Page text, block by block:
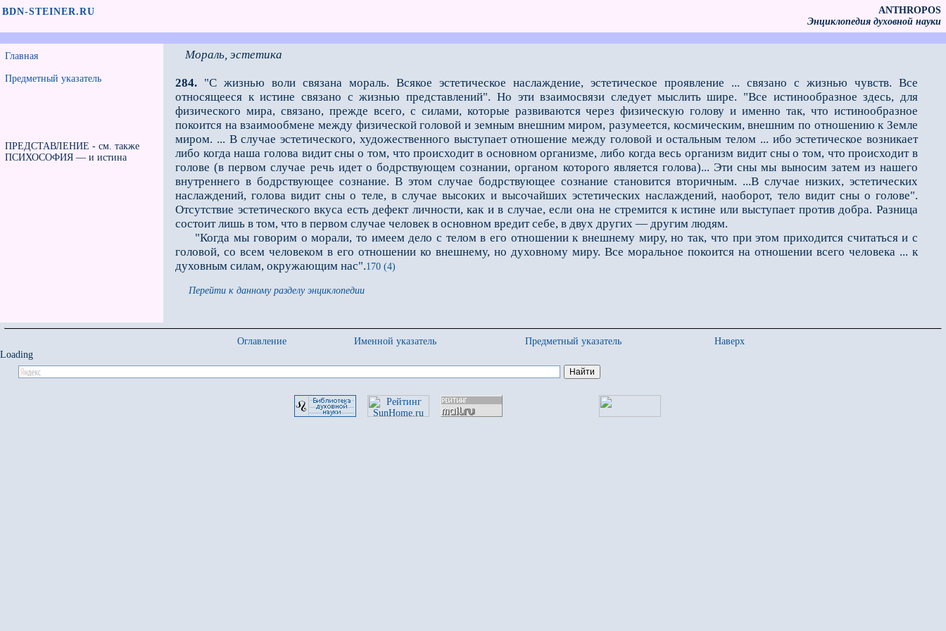
BDN-STEINER.RU
ANTHROPOS
Энциклопедия духовной науки
Главная
Предметный указатель
ПРЕДСТАВЛЕНИЕ - см. также
ПСИХОСОФИЯ — и истина
Мораль, эстетика
284. "С жизнью воли связана мораль. Всякое эстетическое наслаждение, эстетическое проявление ... связано с жизнью чувств. Все
относящееся к истине связано с жизнью представлений". Но эти вза­имосвязи следует мыслить шире. "Все истинообразное здесь, для
физического мира, связано, прежде все­го, с силами, которые развиваются через физическую голову и именно так, что истинообразное
покоится на взаимообмене между физической головой и земным внешним миром, разумеется, космическим, внешним по отношению к Земле
миром. ... В случае эстетического, художественного выступает отношение между головой и остальным телом ... ибо эстетическое возникает
либо когда наша голова видит сны о том, что происходит в основном организме, либо когда весь организм видит сны о том, что происходит в
голове (в первом случае речь идет о бодрствующем сознании, органом которого является голова)... Эти сны мы выносим затем из нашего
внутреннего в бодрствующее сознание. В этом случае бодрствующее сознание становится вторичным. ...В случае низких, эстетических
наслаждений, голова видит сны о теле, в случае высоких и высочайших эстетических наслаждений, наоборот, тело видит сны о голове".
Отсутствие эстетического вкуса есть дефект личности, как и в случае, если она не стремится к истине или выступает против добра. Разница
состоит лишь в том, что в первом случае че­ловек в основном вредит себе, в двух других — другим людям.
"Когда мы говорим о морали, то имеем дело с телом в его отношении к внешнему миру, но так, что при этом приходится считаться и с
головой, со всем человеком в его отношении ко внешнему, но духов­ному миру. Все моральное покоится на отношении всего человека ... к
духовным силам, окружающим нас".170 (4)
Перейти к данному разделу энциклопедии
Оглавление Именной указатель Предметный указатель
Наверх
Loading